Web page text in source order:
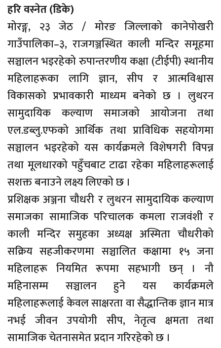
हरि वस्नेत (डिके)
मोरङ्ग, २३ जेठ / मोरङ जिल्लाको कानेपोखरी
गाउँपालिका–३, राजगञ्जस्थित काली मन्दिर समूहमा
सञ्चालन भइरहेको रुपान्तरणीय कक्षा (टीईपी) स्थानीय
महिलाहरूका लागि ज्ञान, सीप र आत्मविश्वास
विकासको प्रभावकारी माध्यम बनेको छ । लुथरन
सामुदायिक कल्याण समाजको आयोजना तथा
एल.डब्लु.एफको आर्थिक तथा प्राविधिक सहयोगमा
सञ्चालन भइरहेको यस कार्यक्रमले विशेषगरी विपन्न
तथा मूलधारको पहुँचबाट टाढा रहेका महिलाहरूलाई
सशक्त बनाउने लक्ष्य लिएको छ ।
प्रशिक्षक अञ्जना चौधरी र लुथरन सामुदायिक कल्याण
समाजका सामाजिक परिचालक कमला राजवंशी र
काली मन्दिर समुहका अध्यक्ष अस्मिता चौधरीको
सक्रिय सहजीकरणमा सञ्चालित कक्षामा १५ जना
महिलाहरू नियमित रूपमा सहभागी छन् । नौ
महिनासम्म सञ्चालन हुने यस कार्यक्रमले
महिलाहरूलाई केवल साक्षरता वा सैद्धान्तिक ज्ञान मात्र
नभई जीवन उपयोगी सीप, नेतृत्व क्षमता तथा
सामाजिक चेतनासमेत प्रदान गरिरहेको छ ।